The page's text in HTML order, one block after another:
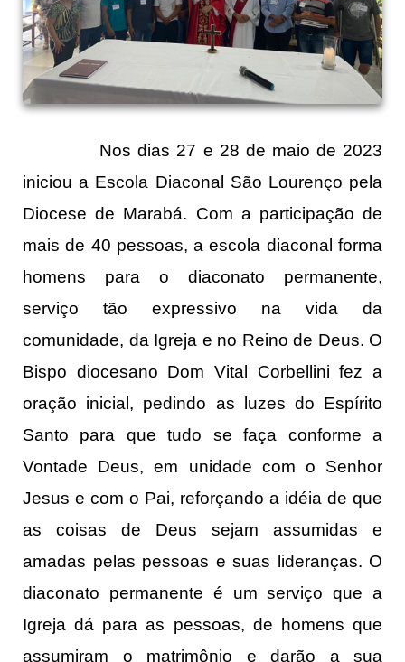
Nos dias 27 e 28 de maio de 2023
iniciou a Escola Diaconal São Lourenço pela
Diocese de Marabá. Com a participação de
mais de 40 pessoas, a escola diaconal forma
homens para o diaconato permanente,
serviço tão expressivo na vida da
comunidade, da Igreja e no Reino de Deus. O
Bispo diocesano Dom Vital Corbellini fez a
oração inicial, pedindo as luzes do Espírito
Santo para que tudo se faça conforme a
Vontade Deus, em unidade com o Senhor
Jesus e com o Pai, reforçando a idéia de que
as coisas de Deus sejam assumidas e
amadas pelas pessoas e suas lideranças. O
diaconato permanente é um serviço que a
Igreja dá para as pessoas, de homens que
assumiram o matrimônio e darão a sua